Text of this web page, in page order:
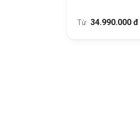
Từ 34.990.000 đ